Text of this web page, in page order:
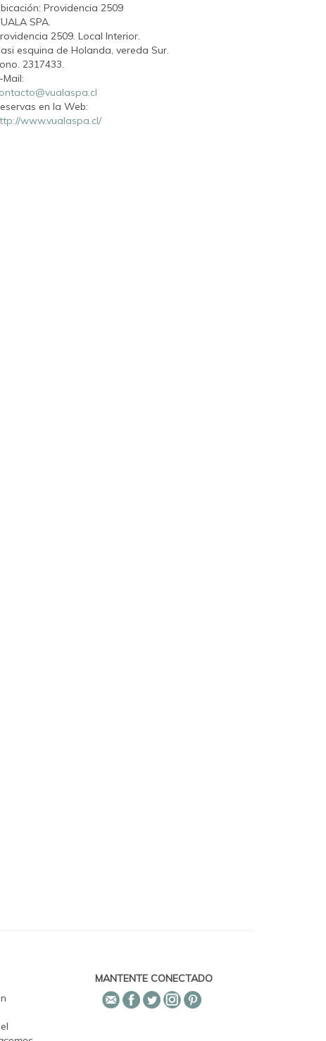
Providencia 2509
SPA.
2509. Local Interior.
esquina de Holanda, vereda Sur.
2317433.
Mail:
en la Web:
www.vualaspa.cl/
MANTENTE CONECTADO